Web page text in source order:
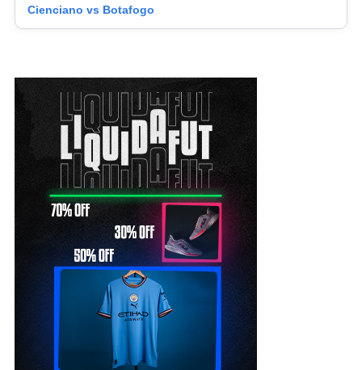
Cienciano vs Botafogo